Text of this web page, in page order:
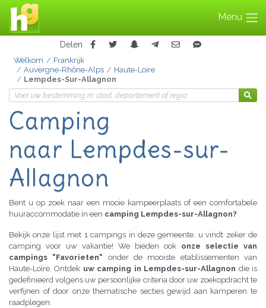
Menu
Delen
Welkom
Frankrijk
Auvergne-Rhône-Alps
Haute-Loire
Lempdes-Sur-Allagnon
Camping
naar Lempdes-sur-
Allagnon
Bent u op zoek naar een mooie kampeerplaats of een comfortabele
huuraccommodatie in een camping Lempdes-sur-Allagnon?
Bekijk onze lijst met 1 campings in deze gemeente, u vindt zeker de
camping voor uw vakantie! We bieden ook onze selectie van
campings "Favorieten" onder de mooiste etablissementen van
Haute-Loire. Ontdek uw camping in Lempdes-sur-Allagnon die is
gedefinieerd volgens uw persoonlijke criteria door uw zoekopdracht te
verfijnen of door onze thematische secties gewijd aan kamperen te
raadplegen.